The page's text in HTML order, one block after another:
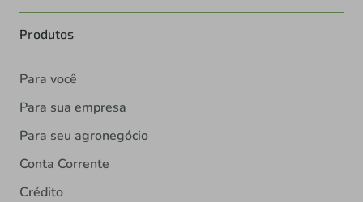
Produtos
Para você
Para sua empresa
Para seu agronegócio
Conta Corrente
Crédito